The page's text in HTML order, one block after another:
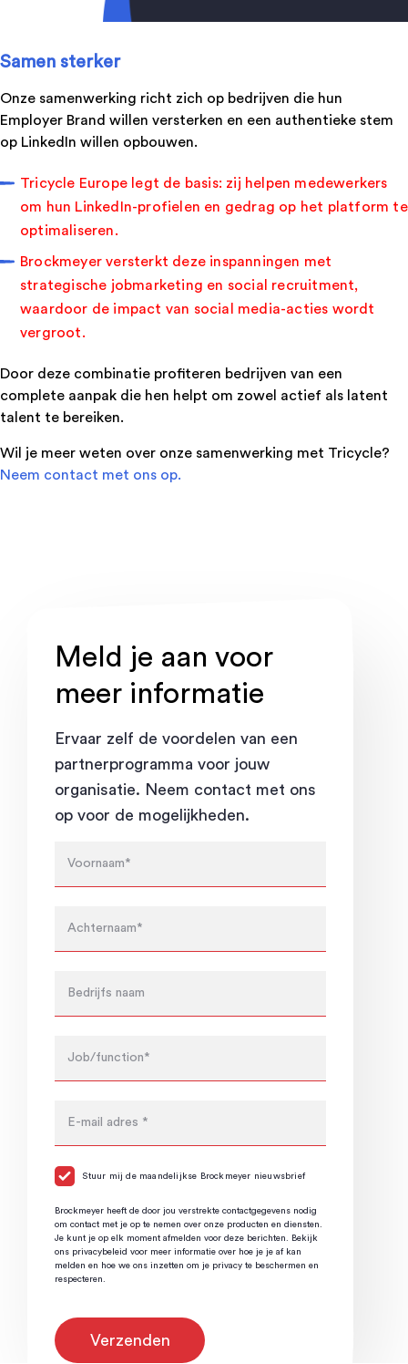
Samen sterker
Onze samenwerking richt zich op bedrijven die hun
Employer Brand willen versterken en een authentieke stem
op LinkedIn willen opbouwen.
Tricycle Europe legt de basis: zij helpen medewerkers
om hun LinkedIn-profielen en gedrag op het platform te
optimaliseren.
Brockmeyer versterkt deze inspanningen met
strategische jobmarketing en social recruitment,
waardoor de impact van social media-acties wordt
vergroot.
Door deze combinatie profiteren bedrijven van een
complete aanpak die hen helpt om zowel actief als latent
talent te bereiken.
Wil je meer weten over onze samenwerking met Tricycle?
Neem contact met ons op.
Meld je aan voor
meer informatie
Ervaar zelf de voordelen van een
partnerprogramma voor jouw
organisatie. Neem contact met ons
op voor de mogelijkheden.
Stuur mij de maandelijkse Brockmeyer nieuwsbrief
Brockmeyer heeft de door jou verstrekte contactgegevens nodig
om contact met je op te nemen over onze producten en diensten.
Je kunt je op elk moment afmelden voor deze berichten. Bekijk
ons privacybeleid voor meer informatie over hoe je je af kan
melden en hoe we ons inzetten om je privacy te beschermen en
respecteren.